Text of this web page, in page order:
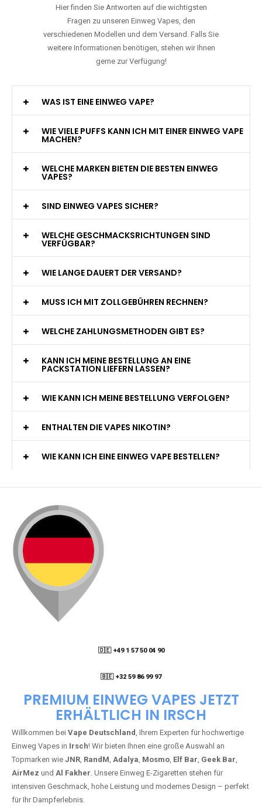
Hier finden Sie Antworten auf die wichtigsten
Fragen zu unseren Einweg Vapes, den
verschiedenen Modellen und dem Versand. Falls Sie
weitere Informationen benötigen, stehen wir Ihnen
gerne zur Verfügung!
WAS IST EINE EINWEG VAPE?
WIE VIELE PUFFS KANN ICH MIT EINER EINWEG VAPE
MACHEN?
WELCHE MARKEN BIETEN DIE BESTEN EINWEG
VAPES?
SIND EINWEG VAPES SICHER?
WELCHE GESCHMACKSRICHTUNGEN SIND
VERFÜGBAR?
WIE LANGE DAUERT DER VERSAND?
MUSS ICH MIT ZOLLGEBÜHREN RECHNEN?
WELCHE ZAHLUNGSMETHODEN GIBT ES?
KANN ICH MEINE BESTELLUNG AN EINE
PACKSTATION LIEFERN LASSEN?
WIE KANN ICH MEINE BESTELLUNG VERFOLGEN?
ENTHALTEN DIE VAPES NIKOTIN?
WIE KANN ICH EINE EINWEG VAPE BESTELLEN?
🇩🇪 +49 1 57 50 04 90
🇧🇪 +32 59 86 99 97
PREMIUM EINWEG VAPES JETZT
ERHÄLTLICH IN IRSCH
Willkommen bei Vape Deutschland, Ihrem Experten für hochwertige
Einweg Vapes in Irsch! Wir bieten Ihnen eine große Auswahl an
Topmarken wie JNR, RandM, Adalya, Mosmo, Elf Bar, Geek Bar,
AirMez und Al Fakher. Unsere Einweg E-Zigaretten stehen für
intensiven Geschmack, hohe Leistung und modernes Design – perfekt
für Ihr Dampferlebnis.